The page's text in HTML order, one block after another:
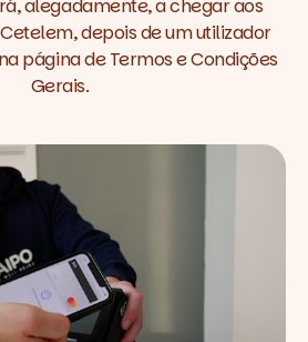
alegadamente, a chegar aos
depois de um utilizador
página de Termos e Condições
Gerais.